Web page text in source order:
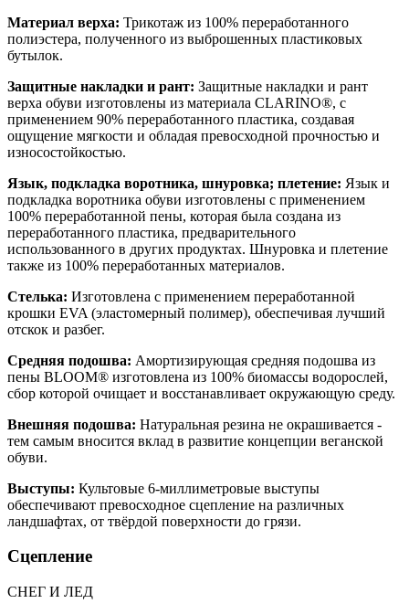
Материал верха: Трикотаж из 100% переработанного
полиэстера, полученного из выброшенных пластиковых
бутылок.
Защитные накладки и рант: Защитные накладки и рант
верха обуви изготовлены из материала CLARINO®, с
применением 90% переработанного пластика, создавая
ощущение мягкости и обладая превосходной прочностью и
износостойкостью.
Язык, подкладка воротника, шнуровка; плетение: Язык и
подкладка воротника обуви изготовлены с применением
100% переработанной пены, которая была создана из
переработанного пластика, предварительного
использованного в других продуктах. Шнуровка и плетение
также из 100% переработанных материалов.
Стелька: Изготовлена с применением переработанной
крошки EVA (эластомерный полимер), обеспечивая лучший
отскок и разбег.
Средняя подошва: Амортизирующая средняя подошва из
пены BLOOM® изготовлена из 100% биомассы водорослей,
сбор которой очищает и восстанавливает окружающую среду.
Внешняя подошва: Натуральная резина не окрашивается -
тем самым вносится вклад в развитие концепции веганской
обуви.
Выступы: Культовые 6-миллиметровые выступы
обеспечивают превосходное сцепление на различных
ландшафтах, от твёрдой поверхности до грязи.
Сцепление
СНЕГ И ЛЕД